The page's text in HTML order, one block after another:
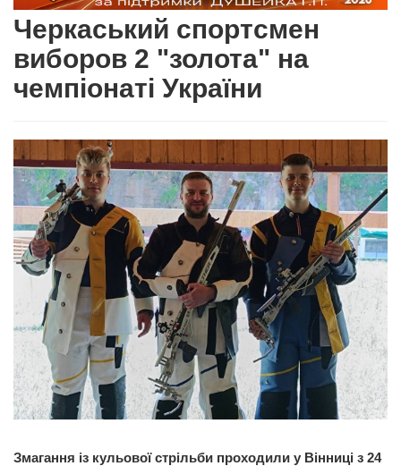
Черкаський спортсмен
виборов 2 "золота" на
чемпіонаті України
Змагання із кульової стрільби проходили у Вінниці з 24